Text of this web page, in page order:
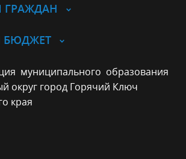
ГРАЖДАН
БЮДЖЕТ
муниципального образования
округ город Горячий Ключ
края